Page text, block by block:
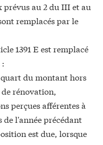
prévus au 2 du III et au
remplacés par le
1391 E est remplacé
quart du montant hors
rénovation,
perçues afférentes à
de l'année précédant
est due, lorsque